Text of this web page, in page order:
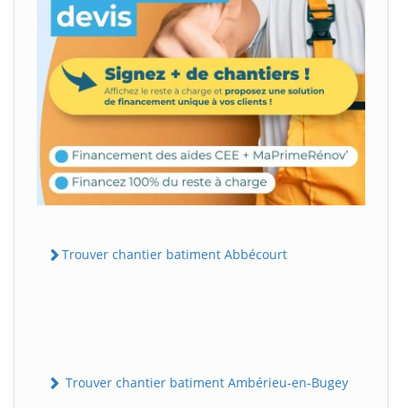
Trouver chantier batiment Abbécourt
Trouver chantier batiment Ambérieu-en-Bugey